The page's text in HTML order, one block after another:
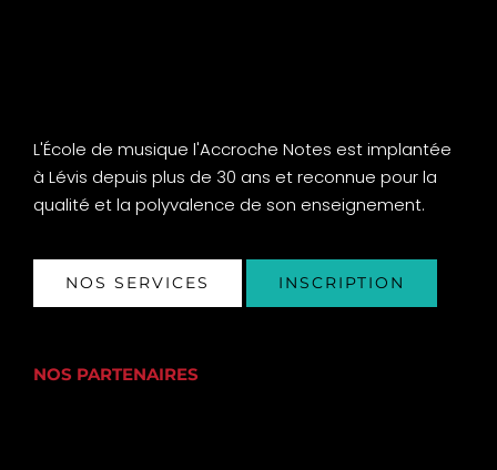
L'École de musique l'Accroche Notes est implantée
à Lévis depuis plus de 30 ans et reconnue pour la
qualité et la polyvalence de son enseignement.
NOS SERVICES INSCRIPTION
NOS PARTENAIRES